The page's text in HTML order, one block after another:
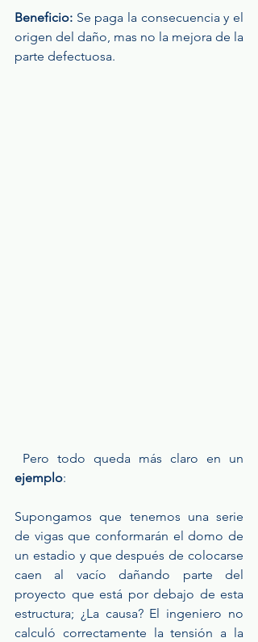
Beneficio: Se paga la consecuencia y el
origen del daño, mas no la mejora de la
parte defectuosa.
ejemplo:
Supongamos que tenemos una serie
de vigas que conformarán el domo de
un estadio y que después de colocarse
caen al vacío dañando parte del
proyecto que está por debajo de esta
estructura; ¿La causa? El ingeniero no
calculó correctamente la tensión a la